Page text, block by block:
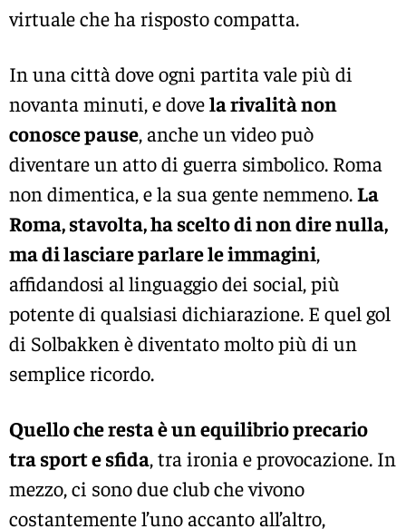
virtuale che ha risposto compatta.
In una città dove ogni partita vale più di
novanta minuti, e dovela rivalità non
conosce pause, anche un video può
diventare un atto di guerra simbolico. Roma
non dimentica, e la sua gente nemmeno.La
Roma, stavolta, ha scelto di non dire nulla,
ma di lasciare parlare le immagini,
affidandosi al linguaggio dei social, più
potente di qualsiasi dichiarazione. E quel gol
di Solbakken è diventato molto più di un
semplice ricordo.
Quello che resta è un equilibrio precario
tra sport e sfida, tra ironia e provocazione. In
mezzo, ci sono due club che vivono
costantemente l’uno accanto all’altro,